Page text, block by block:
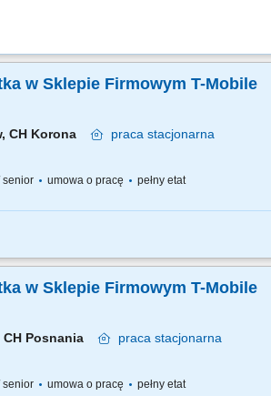
w Sklepie Firmowym T-Mobile
CH Korona praca stacjonarna
senior umowa o pracę pełny etat
bieżąca obsługa klienta i obowiązki salonowe,
w Sklepie Firmowym T-Mobile
CH Posnania praca stacjonarna
senior umowa o pracę pełny etat